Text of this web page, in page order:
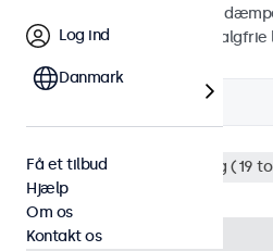
baggrundsbelysning og kan
fjernbetjeningen eller den
Dæmpbar Rackmontering (19
Log ind
Danmark
Få et tilbud
Hjælp
Om os
Kontakt os